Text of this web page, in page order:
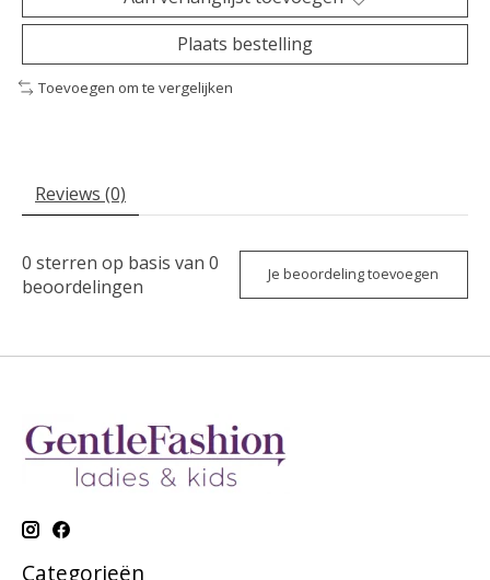
Plaats bestelling
Toevoegen om te vergelijken
Reviews (0)
0 sterren op basis van 0
beoordelingen
Je beoordeling toevoegen
Categorieën